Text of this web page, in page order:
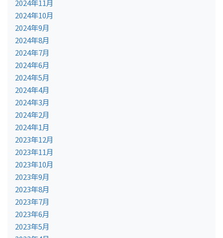
2024年11月
2024年10月
2024年9月
2024年8月
2024年7月
2024年6月
2024年5月
2024年4月
2024年3月
2024年2月
2024年1月
2023年12月
2023年11月
2023年10月
2023年9月
2023年8月
2023年7月
2023年6月
2023年5月